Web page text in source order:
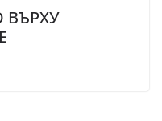
ВЪРХУ